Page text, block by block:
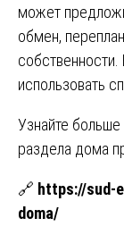
может
обмен,
использовать
Узнайте больше
раздела дома
🔗 https://sud-
doma/